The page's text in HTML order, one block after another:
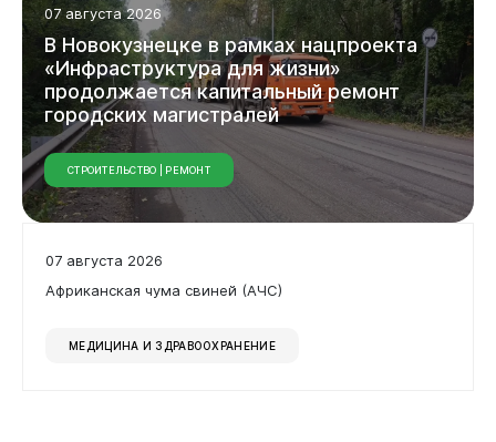
Бизнесу
07 августа 2026
ВНовокузнецкеврамкахнацпроекта
«Инфраструктурадляжизни»
продолжаетсякапитальныйремонт
городских магистралей
СТРОИТЕЛЬСТВО | РЕМОНТ
07 августа 2026
Африканская чума свиней (АЧС)
МЕДИЦИНА И ЗДРАВООХРАНЕНИЕ